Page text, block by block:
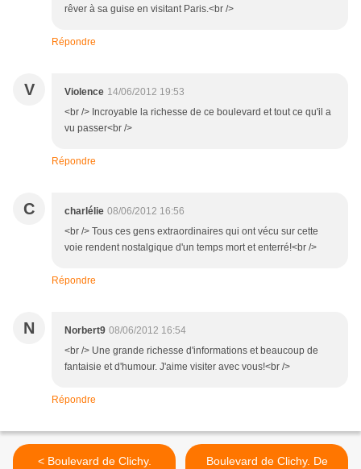
rêver à sa guise en visitant Paris.<br />
Répondre
V Violence 14/06/2012 19:53
<br /> Incroyable la richesse de ce boulevard et tout ce qu'il a
vu passer<br />
Répondre
C charlélie 08/06/2012 16:56
<br /> Tous ces gens extraordinaires qui ont vécu sur cette
voie rendent nostalgique d'un temps mort et enterré!<br />
Répondre
N Norbert9 08/06/2012 16:54
<br /> Une grande richesse d'informations et beaucoup de
fantaisie et d'humour. J'aime visiter avec vous!<br />
Répondre
< Boulevard de Clichy.
Boulevard de Clichy. De